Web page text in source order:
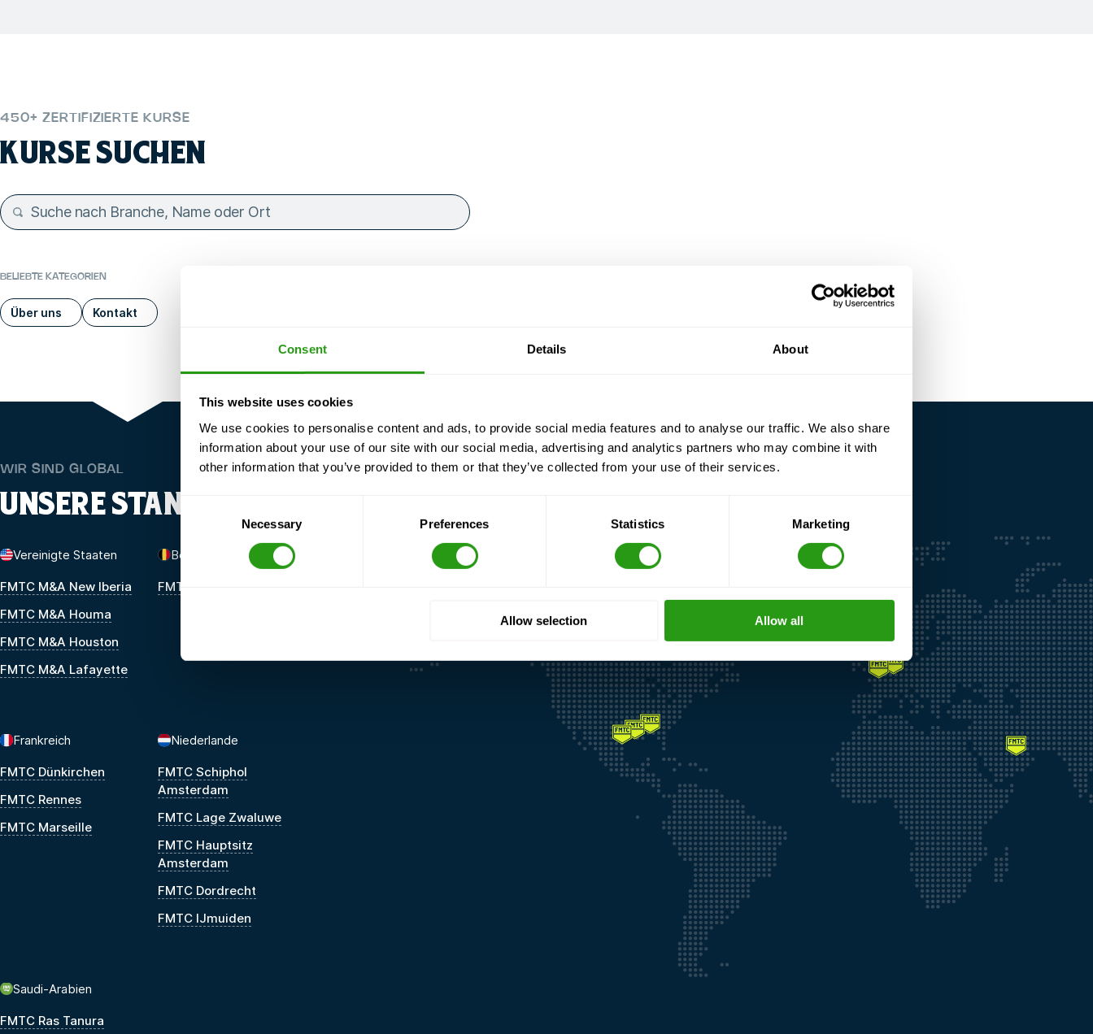
Consent Details About
This website uses cookies
We use cookies to personalise content and ads, to provide social media features and to analyse our traffic. We also share
information about your use of our site with our social media, advertising and analytics partners who may combine it with
other information that you’ve provided to them or that they’ve collected from your use of their services.
Necessary Preferences Statistics Marketing
Allow selection Allow all
450+ ZERTIFIZIERTE KURSE
KURSE SUCHEN
BELIEBTE KATEGORIEN
Über uns Kontakt
WIR SIND GLOBAL
UNSERE STANDORTE
Vereinigte Staaten
FMTC M&A New Iberia
FMTC M&A Houma
FMTC M&A Houston
FMTC M&A Lafayette
Belgien
FMTC Zeebrügge
Frankreich
FMTC Dünkirchen
FMTC Rennes
FMTC Marseille
Niederlande
FMTC Schiphol
Amsterdam
FMTC Lage Zwaluwe
FMTC Hauptsitz
Amsterdam
FMTC Dordrecht
FMTC IJmuiden
Saudi-Arabien
FMTC Ras Tanura